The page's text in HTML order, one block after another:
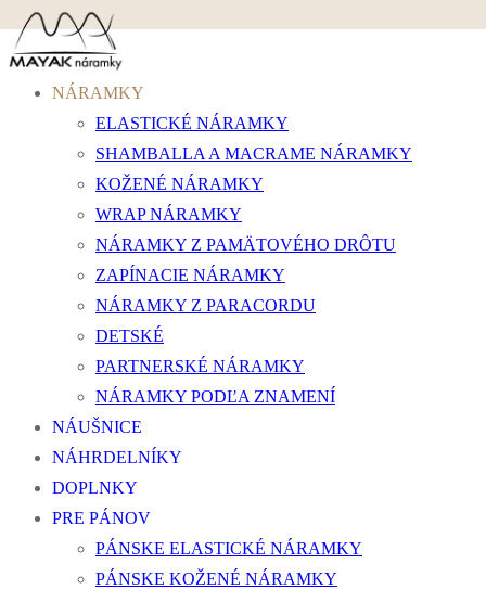
NÁRAMKY
ELASTICKÉ NÁRAMKY
SHAMBALLA A MACRAME NÁRAMKY
KOŽENÉ NÁRAMKY
WRAP NÁRAMKY
NÁRAMKY Z PAMÄTOVÉHO DRÔTU
ZAPÍNACIE NÁRAMKY
NÁRAMKY Z PARACORDU
DETSKÉ
PARTNERSKÉ NÁRAMKY
NÁRAMKY PODĽA ZNAMENÍ
NÁUŠNICE
NÁHRDELNÍKY
DOPLNKY
PRE PÁNOV
PÁNSKE ELASTICKÉ NÁRAMKY
PÁNSKE KOŽENÉ NÁRAMKY